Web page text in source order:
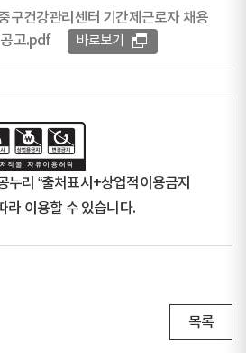
구건강관리센터 기간제근로자 채용
고.pdf
바로보기
누리 “출처표시+상업적이용금지
라 이용할 수 있습니다.
목록